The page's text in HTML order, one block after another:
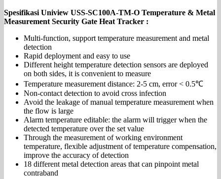
Spesifikasi Uniview USS-SC100A-TM-O Temperature & Metal
Measurement Security Gate Heat Tracker :
Multi-function, support temperature measurement and metal
detection
Rapid deployment and easy to use
Different height temperature detection sensors are deployed
on both sides, it is convenient to measure
Temperature measurement distance: 2-5 cm, error < 0.5℃
Non-contact detection to avoid cross infection
Avoid the leakage of manual temperature measurement when
the flow is large
Alarm temperature editable: the alarm will trigger when the
detected temperature over the set value
Through the measurement of working environment
temperature, flexible adjustment of temperature compensation,
improve the accuracy of detection
18 different metal detection areas that can pinpoint metal
contraband